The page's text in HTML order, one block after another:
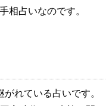
相占いなのです。
れている占いです。